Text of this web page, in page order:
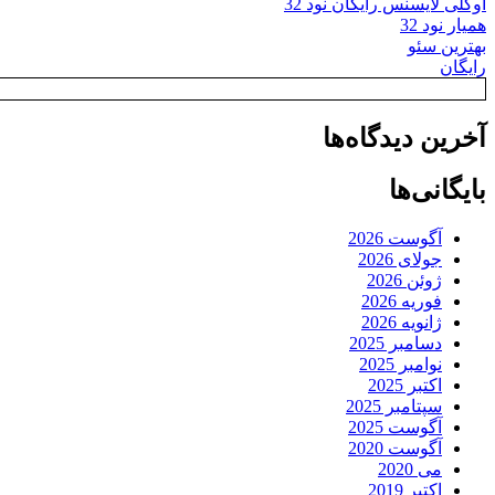
همیار نود 32
بهترین سئو
رایگان
آخرین دیدگاه‌ها
بایگانی‌ها
آگوست 2026
جولای 2026
ژوئن 2026
فوریه 2026
ژانویه 2026
دسامبر 2025
نوامبر 2025
اکتبر 2025
سپتامبر 2025
آگوست 2025
آگوست 2020
می 2020
اکتبر 2019